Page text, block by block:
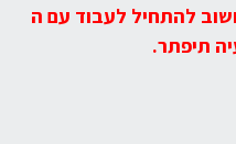
להתחיל לעבוד עם ה
תיפתר.